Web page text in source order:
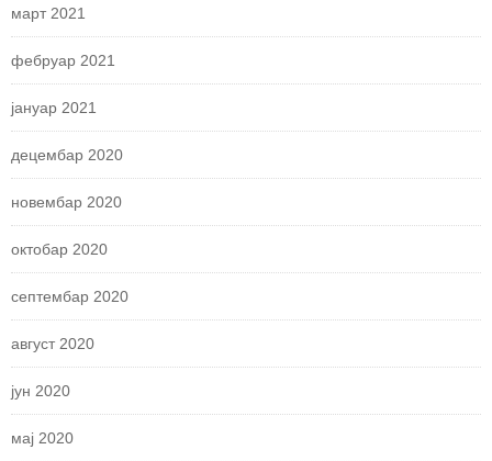
март 2021
фебруар 2021
јануар 2021
децембар 2020
новембар 2020
октобар 2020
септембар 2020
август 2020
јун 2020
мај 2020